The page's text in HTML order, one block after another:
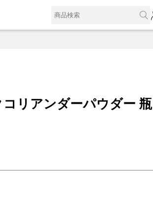
リアンダーパウダー 瓶